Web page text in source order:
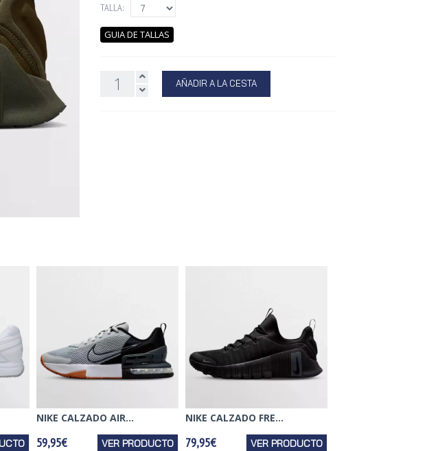
TALLA:
GUIA DE TALLAS
AÑADIR A LA CESTA
NIKE CALZADO AIR...
59,95€ VER PRODUCTO
NIKE CALZADO FRE...
79,95€ VER PRODUCTO